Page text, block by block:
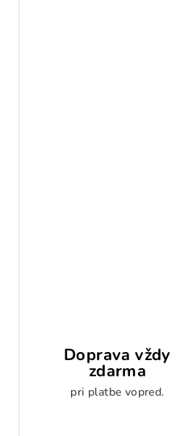
Doprava vždy
zdarma
pri platbe vopred.